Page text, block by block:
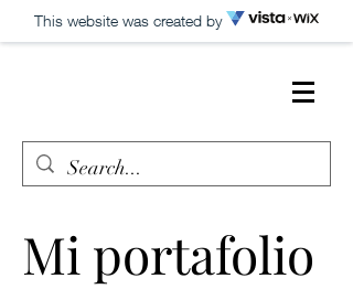
This website was created by
Mi portafolio